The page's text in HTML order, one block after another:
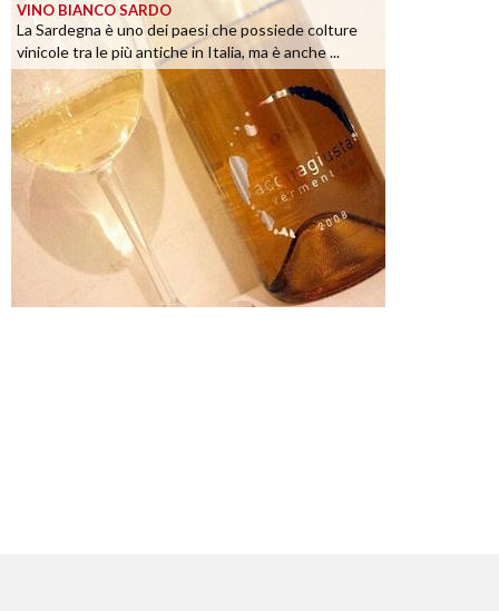
VINO BIANCO SARDO
La Sardegna è uno dei paesi che possiede colture
vinicole tra le più antiche in Italia, ma è anche ...